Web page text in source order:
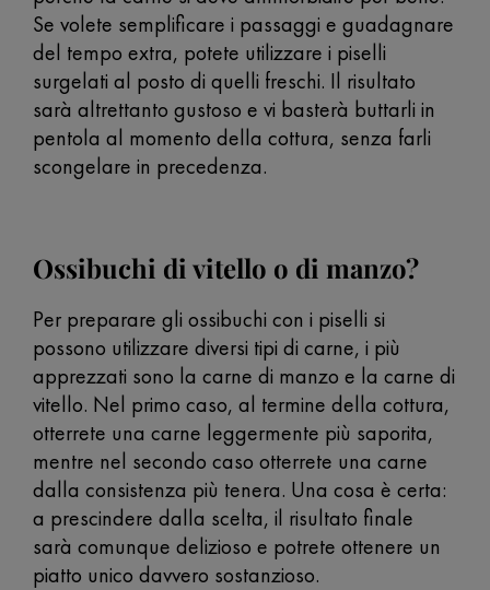
Se volete semplificare i passaggi e guadagnare
del tempo extra, potete utilizzare i piselli
surgelati al posto di quelli freschi. Il risultato
sarà altrettanto gustoso e vi basterà buttarli in
pentola al momento della cottura, senza farli
scongelare in precedenza.
Ossibuchi di vitello o di manzo?
Per preparare gli ossibuchi con i piselli si
possono utilizzare diversi tipi di carne, i più
apprezzati sono la carne di manzo e la carne di
vitello. Nel primo caso, al termine della cottura,
otterrete una carne leggermente più saporita,
mentre nel secondo caso otterrete una carne
dalla consistenza più tenera. Una cosa è certa:
a prescindere dalla scelta, il risultato finale
sarà comunque delizioso e potrete ottenere un
piatto unico davvero sostanzioso.